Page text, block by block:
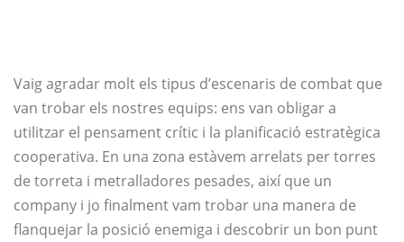
Vaig agradar molt els tipus d’escenaris de combat que
van trobar els nostres equips: ens van obligar a
utilitzar el pensament crític i la planificació estratègica
cooperativa. En una zona estàvem arrelats per torres
de torreta i metralladores pesades, així que un
company i jo finalment vam trobar una manera de
flanquejar la posició enemiga i descobrir un bon punt